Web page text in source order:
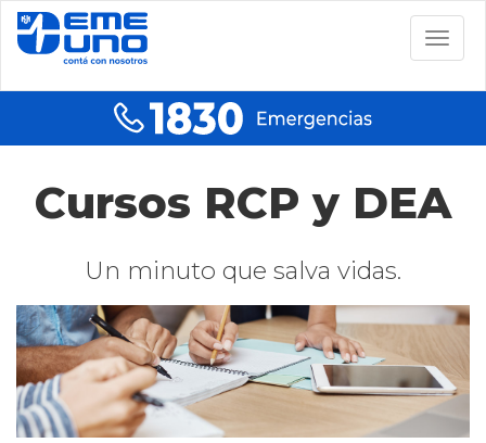
Cursos RCP y DEA
Un minuto que salva vidas.